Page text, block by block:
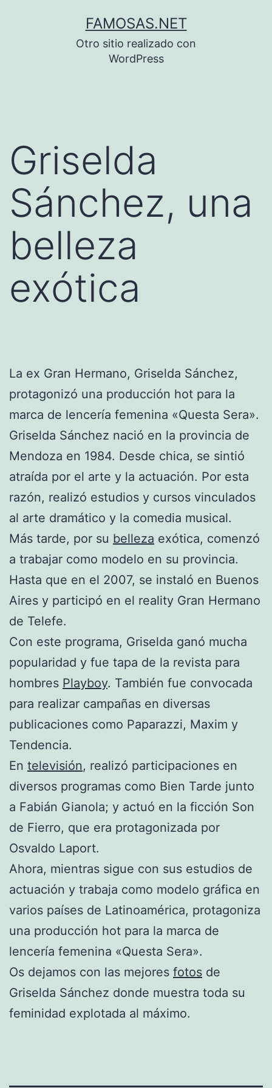
FAMOSAS.NET
Otro sitio realizado con
WordPress
Griselda
Sánchez, una
belleza
exótica
La ex Gran Hermano, Griselda Sánchez,
protagonizó una producción hot para la
marca de lencería femenina «Questa Sera».
Griselda Sánchez nació en la provincia de
Mendoza en 1984. Desde chica, se sintió
atraída por el arte y la actuación. Por esta
razón, realizó estudios y cursos vinculados
al arte dramático y la comedia musical.
Más tarde, por su belleza exótica, comenzó
a trabajar como modelo en su provincia.
Hasta que en el 2007, se instaló en Buenos
Aires y participó en el reality Gran Hermano
de Telefe.
Con este programa, Griselda ganó mucha
popularidad y fue tapa de la revista para
hombres Playboy. También fue convocada
para realizar campañas en diversas
publicaciones como Paparazzi, Maxim y
Tendencia.
En televisión, realizó participaciones en
diversos programas como Bien Tarde junto
a Fabián Gianola; y actuó en la ficción Son
de Fierro, que era protagonizada por
Osvaldo Laport.
Ahora, mientras sigue con sus estudios de
actuación y trabaja como modelo gráfica en
varios países de Latinoamérica, protagoniza
una producción hot para la marca de
lencería femenina «Questa Sera».
Os dejamos con las mejores fotos de
Griselda Sánchez donde muestra toda su
feminidad explotada al máximo.